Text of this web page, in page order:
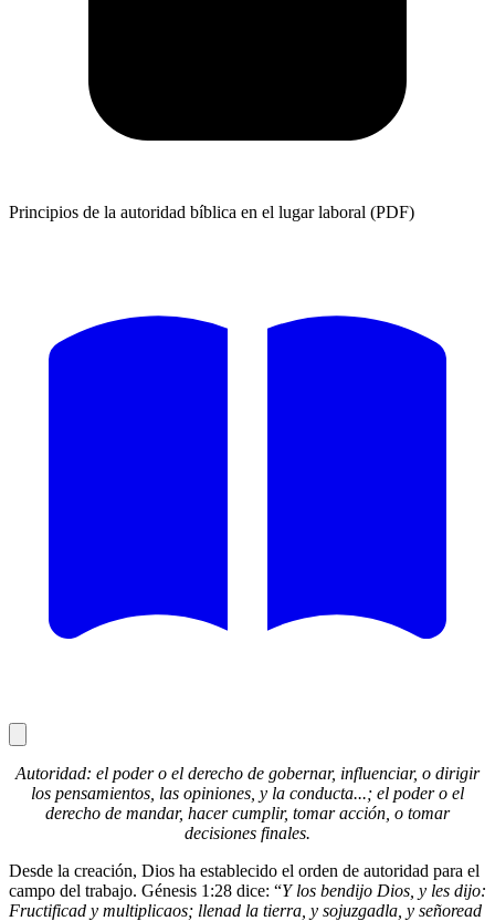
Principios de la autoridad bíblica en el lugar laboral (PDF)
Autoridad: el poder o el derecho de gobernar, influenciar, o dirigir
los pensamientos, las opiniones, y la conducta...; el poder o el
derecho de mandar, hacer cumplir, tomar acción, o tomar
decisiones finales.
Desde la creación, Dios ha establecido el orden de autoridad para el
campo del trabajo. Génesis 1:28 dice: “Y los bendijo Dios, y les dijo:
Fructificad y multiplicaos; llenad la tierra, y sojuzgadla, y señoread